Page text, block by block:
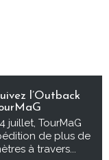
l’Outback
juillet, TourMaG
de plus de
à travers...